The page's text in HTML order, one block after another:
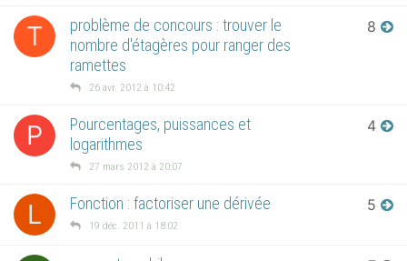
T
problème de concours : trouver le
nombre d'étagères pour ranger des
ramettes
26 avr. 2012 à 10:42
8
P
Pourcentages, puissances et
logarithmes
27 mars 2012 à 20:07
4
L Fonction : factoriser une dérivée
19 déc. 2011 à 18:02
5